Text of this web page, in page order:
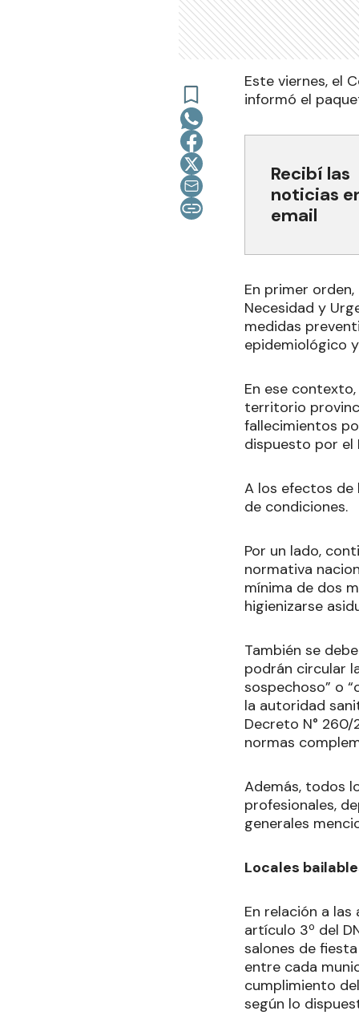
Este viernes, el
informó el
Recibí las
noticias
email
En primer
Necesidad y
medidas
epidemiológico
En ese
territorio
fallecimientos
dispuesto por el
A los efectos de
de condiciones.
Por un lado,
normativa
mínima de dos
higienizarse
También se
podrán circular
sospechoso” o
la autoridad
Decreto N°
normas
Además, todos
profesionales,
generales
Locales
En relación a
artículo 3º del
salones de
entre cada
cumplimiento
según lo